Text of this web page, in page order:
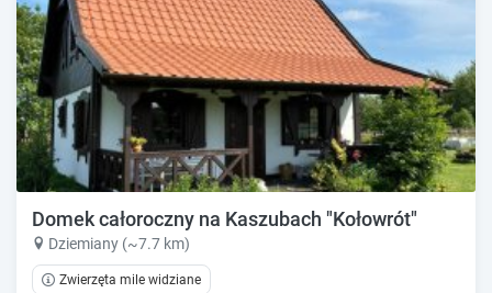
Domek całoroczny na Kaszubach "Kołowrót"
Dziemiany (~7.7 km)
Zwierzęta mile widziane